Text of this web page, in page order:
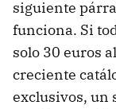
siguiente
funciona. Si
solo 30 euros
creciente
exclusivos, un